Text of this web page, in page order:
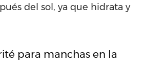
del sol, ya que hidrata y
para manchas en la